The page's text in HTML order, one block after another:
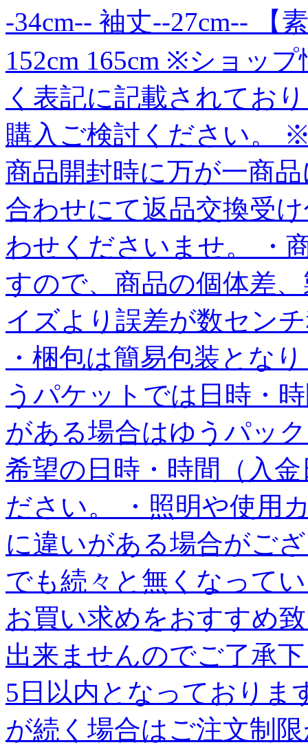
-34cm-- 袖丈--27cm-- 【
152cm 165cm ※ショッ
く表記に記載されてお
購入ご検討ください。
商品開封時に万が一商
合わせにて返品交換受
わせくださいませ。 ・
すので、商品の個体差
イズより誤差が数セン
・梱包は簡易包装とな
うパケットでは日時・
がある場合はゆうパッ
希望の日時・時間（入
ださい。 ・照明や使用
に違いがある場合がご
でも続々と無くなって
お買い求めをおすすめ
出来ませんのでご了承
5日以内となっておりま
が続く場合はご注文制